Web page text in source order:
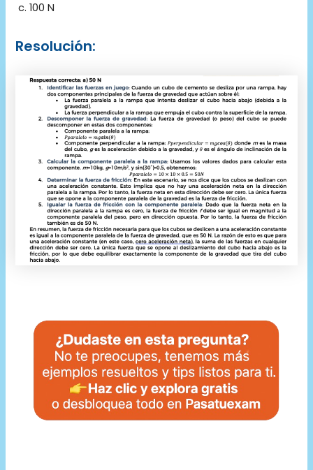
100 N
Resolución: